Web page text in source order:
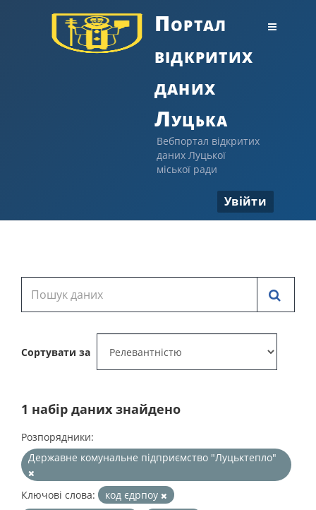
Портал
відкритих
даних
Луцька
Вебпортал відкритих
даних Луцької
міської ради
Увійти
Сортувати за
1 набір даних знайдено
Розпорядники:
Державне комунальне підприємство "Луцьктепло"
Ключові слова:
код єдрпоу